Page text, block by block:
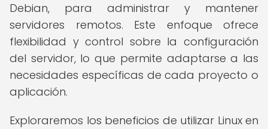
Debian, para administrar y mantener
servidores remotos. Este enfoque ofrece
flexibilidad y control sobre la configuración
del servidor, lo que permite adaptarse a las
necesidades específicas de cada proyecto o
aplicación.
Exploraremos los beneficios de utilizar Linux en